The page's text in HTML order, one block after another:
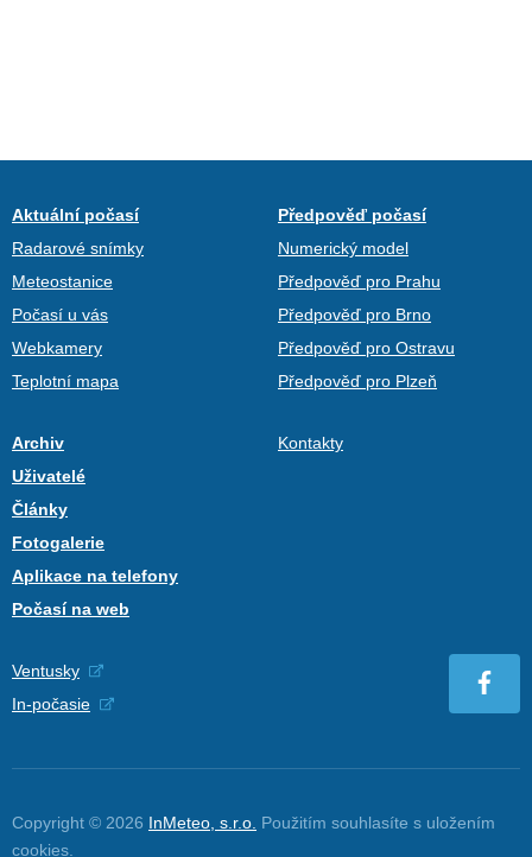
Aktuální počasí
Radarové snímky
Meteostanice
Počasí u vás
Webkamery
Teplotní mapa
Předpověď počasí
Numerický model
Předpověď pro Prahu
Předpověď pro Brno
Předpověď pro Ostravu
Předpověď pro Plzeň
Archiv
Uživatelé
Články
Fotogalerie
Aplikace na telefony
Počasí na web
Kontakty
Ventusky
In-počasie
Copyright © 2026 InMeteo, s.r.o. Použitím souhlasíte s uložením
cookies